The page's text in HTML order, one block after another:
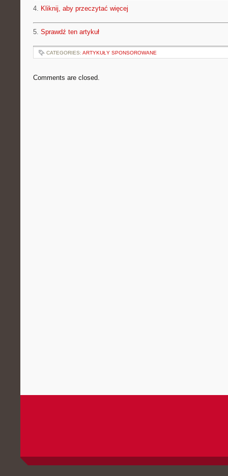
4. Kliknij, aby przeczytać więcej
5. Sprawdź ten artykuł
CATEGORIES: ARTYKUŁY SPONSOROWANE
Comments are closed.